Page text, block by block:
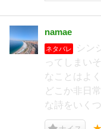
namae
ネタバレ
シン
ってしまい
なことはよ
どこか非日
な詩をいく